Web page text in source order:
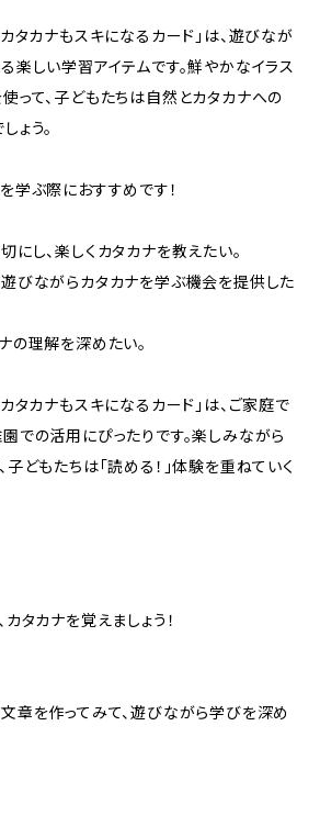
タカナもスキになるカード」は、遊びなが
楽しい学習アイテムです。鮮やかなイラス
って、子どもたちは自然とカタカナへの
ょう。
学ぶ際におすすめです！
にし、楽しくカタカナを教えたい。
びながらカタカナを学ぶ機会を提供した
の理解を深めたい。
タカナもスキになるカード」は、ご家庭で
での活用にぴったりです。楽しみながら
子どもたちは「読める！」体験を重ねていく
タカナを覚えましょう！
章を作ってみて、遊びながら学びを深め